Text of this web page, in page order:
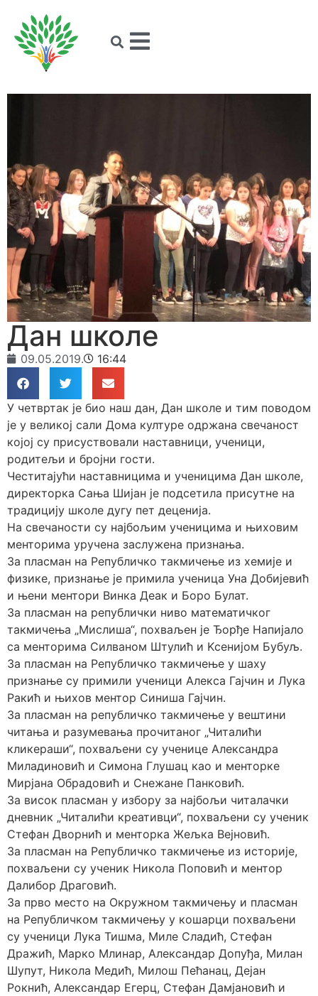
Дан школе
09.05.2019. 16:44
У четвртак је био наш дан, Дан школе и тим поводом
је у великој сали Дома културе одржана свечаност
којој су присуствовали наставници, ученици,
родитељи и бројни гости.
Честитајући наставницима и ученицима Дан школе,
директорка Сања Шијан је подсетила присутне на
традицију школе дугу пет деценија.
На свечаности су најбољим ученицима и њиховим
менторима уручена заслужена признања.
За пласман на Републичко такмичење из хемије и
физике, признање је примила ученица Уна Добијевић
и њени ментори Винка Деак и Боро Булат.
За пласман на републички ниво математичког
такмичења „Мислиша“, похваљен је Ђорђе Напијало
са менторима Силваном Штулић и Kсенијом Бубуљ.
За пласман на Републичко такмичење у шаху
признање су примили ученици Алекса Гајчин и Лука
Ракић и њихов ментор Синиша Гајчин.
За пласман на републичко такмичење у вештини
читања и разумевања прочитаног „Читалићи
кликераши“, похваљени су ученице Александра
Миладиновић и Симона Глушац као и менторке
Мирјана Обрадовић и Снежане Панковић.
За висок пласман у избору за најбољи читалачки
дневник „Читалићи креативци“, похваљени су ученик
Стефан Дворнић и менторка Жељка Вејновић.
За пласман на Републичко такмичење из историје,
похваљени су ученик Никола Поповић и ментор
Далибор Драговић.
За прво место на Окружном такмичењу и пласман
на Републичком такмичењу у кошарци похваљени
су ученици Лука Тишма, Миле Сладић, Стефан
Дражић, Марко Млинар, Александар Допуђа, Милан
Шупут, Никола Медић, Милош Пећанац, Дејан
Рокнић, Александар Егерц, Стефан Дамјановић и